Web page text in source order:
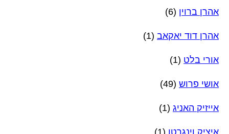
אהרן ברוין (6)
אהרן דוד יאקאב (1)
אורי בלט (1)
אושי פרוש (49)
אייזיק האניג (1)
איציק וינגרטן (1)